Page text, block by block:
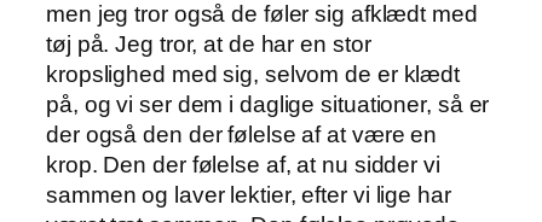
men jeg tror også de føler sig afklædt med
tøj på. Jeg tror, at de har en stor
kropslighed med sig, selvom de er klædt
på, og vi ser dem i daglige situationer, så er
der også den der følelse af at være en
krop. Den der følelse af, at nu sidder vi
sammen og laver lektier, efter vi lige har